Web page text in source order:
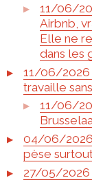
11/06/
Airbnb,
Elle ne
dans les
11/06/2026
travaille
11/06/
04/06/2026
pèse
27/05/2026